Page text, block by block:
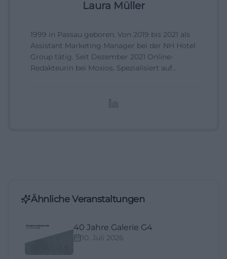
Laura Müller
1999 in Passau geboren. Von 2019 bis 2021 als
Assistant Marketing Manager bei der NH Hotel
Group tätig. Seit Dezember 2021 Online-
Redakteurin bei Moxios. Spezialisiert auf
Ähnliche Veranstaltungen
40 Jahre Galerie G4
10. Juli 2026